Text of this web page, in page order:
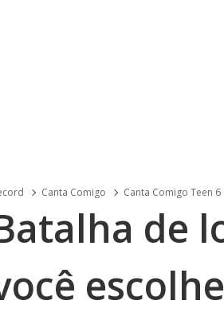
Canta Comigo Canta Comigo Teen 6
de